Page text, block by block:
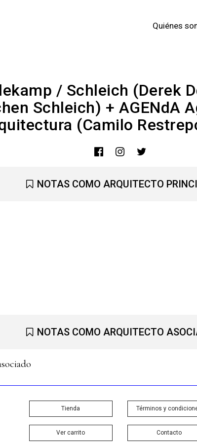
Quiénes
/ Schleich (Derek
Schleich) + AGENdA
(Camilo
NOTAS COMO ARQUITECTO
NOTAS COMO ARQUITECTO
Tienda
Ver carrito
Términos y
Contacto